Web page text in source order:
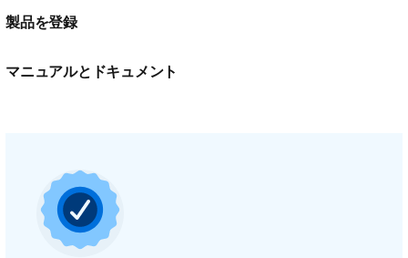
製品を登録
マニュアルとドキュメント